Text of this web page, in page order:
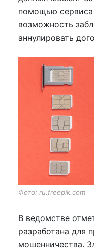
помощью
возможность
аннулировать
Фото: ru.freepik.com
В ведомстве
разработана для
мошенничества.